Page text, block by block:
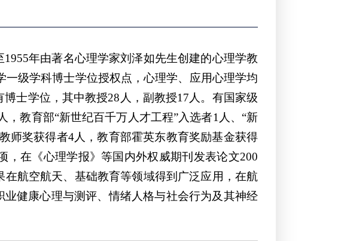
年由著名心理学家刘泽如先生创建的心理学教
级学科博士学位授权点，心理学、应用心理学均
士学位，其中教授28人，副教授17人。有国家级
教育部“新世纪百千万人才工程”入选者1人、“新
师奖获得者4人，教育部霍英东教育奖励基金获得
在《心理学报》等国内外权威期刊发表论文200
航空航天、基础教育等领域得到广泛应用，在航
健康心理与测评、情绪人格与社会行为及其神经